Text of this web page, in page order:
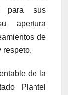
para sus
apertura
de
respeto.
de la
Plantel